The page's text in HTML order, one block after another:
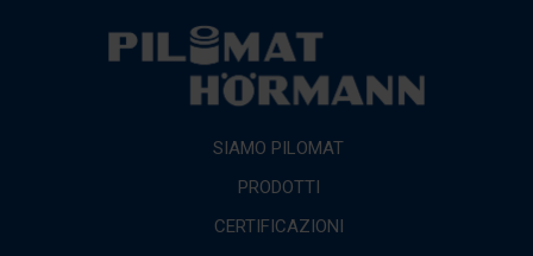
SIAMO PILOMAT
PRODOTTI
CERTIFICAZIONI